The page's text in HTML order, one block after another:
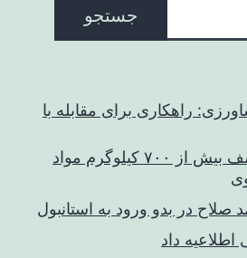
جستجو
راهکاری برای مقابله با
ببینید | تصاویری از کشف بیش از ۷۰۰ کیلوگرم مواد
صلاح در بدو ورود به استانبول
اطلاعیه داد